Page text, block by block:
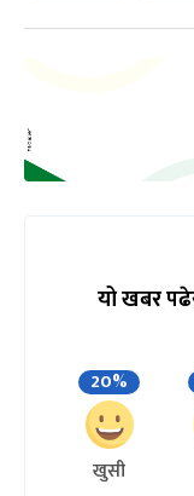
यो खबर
20%
खुसी